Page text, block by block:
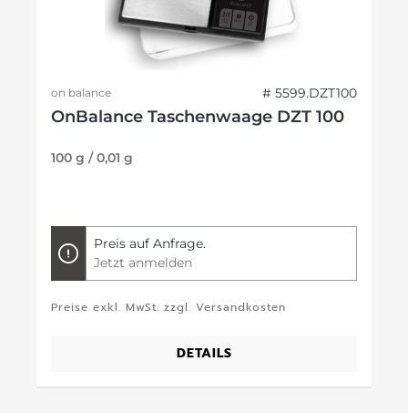
on balance # 5599.DZT100
OnBalance Taschenwaage DZT 100
100 g / 0,01 g
Preis auf Anfrage.
Jetzt anmelden
Preise exkl. MwSt. zzgl. Versandkosten
DETAILS